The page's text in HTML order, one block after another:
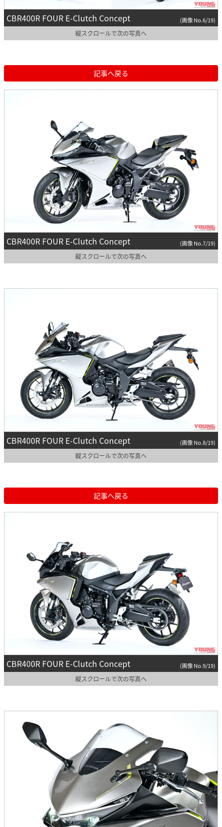
CBR400R FOUR E-Clutch Concept (画像 No.6/19)
縦スクロールで次の写真へ
記事へ戻る
CBR400R FOUR E-Clutch Concept (画像 No.7/19)
縦スクロールで次の写真へ
CBR400R FOUR E-Clutch Concept (画像 No.8/19)
縦スクロールで次の写真へ
記事へ戻る
CBR400R FOUR E-Clutch Concept (画像 No.9/19)
縦スクロールで次の写真へ